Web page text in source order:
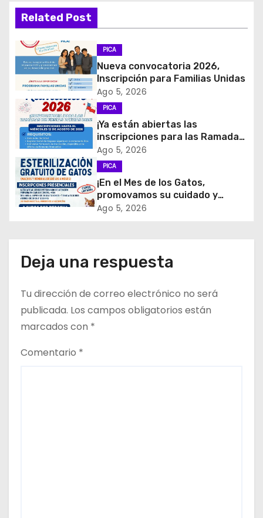
v
e
g
a
c
i
ó
n
d
e
t
r
a
Related Post
PICA
Nueva convocatoria 2026,
Inscripción para Familias Unidas
Ago 5, 2026
PICA
¡Ya están abiertas las
inscripciones para las Ramadas
de Fiestas Patrias 2026!
Ago 5, 2026
PICA
¡En el Mes de los Gatos,
promovamos su cuidado y
tenencia responsable!
Ago 5, 2026
Deja una respuesta
Tu dirección de correo electrónico no será
publicada. Los campos obligatorios están
marcados con *
Comentario *